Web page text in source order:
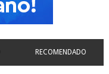
RECOMENDADO